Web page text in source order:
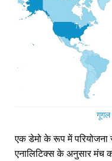
गूगल
एक डेमो के रूप में
एनालिटिक्स के अनुसार मंच